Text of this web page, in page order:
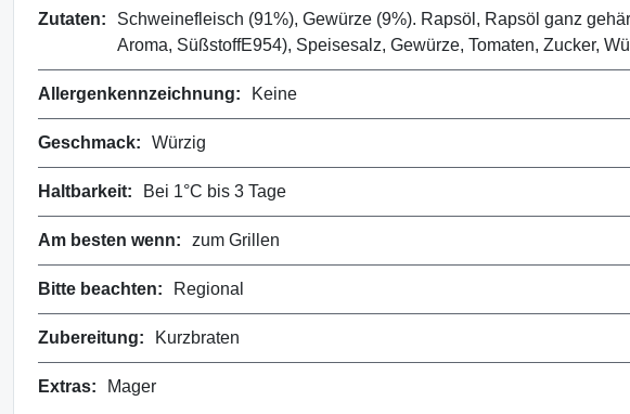
Zutaten:
Schweinefleisch (91%), Gewürze (9%). Rapsöl, Rapsöl ganz
Aroma, SüßstoffE954), Speisesalz, Gewürze, Tomaten, Zucker,
Allergenkennzeichnung: Keine
Geschmack: Würzig
Haltbarkeit: Bei 1°C bis 3 Tage
Am besten wenn: zum Grillen
Bitte beachten: Regional
Zubereitung: Kurzbraten
Extras: Mager